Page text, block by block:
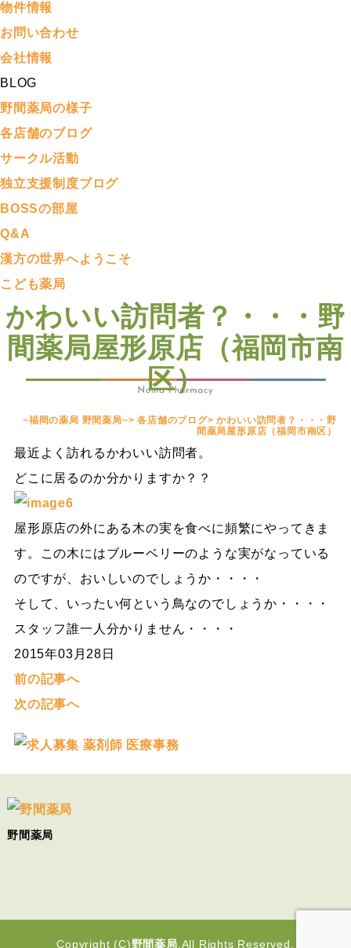
物件情報
お問い合わせ
会社情報
BLOG
野間薬局の様子
各店舗のブログ
サークル活動
独立支援制度ブログ
BOSSの部屋
Q&A
漢方の世界へようこそ
こども薬局
かわいい訪問者？・・・野
間薬局屋形原店（福岡市南
区）
~福岡の薬局 野間薬局~>各店舗のブログ>かわいい訪問者？・・・野
間薬局屋形原店（福岡市南区）
最近よく訪れるかわいい訪問者。
どこに居るのか分かりますか？？
屋形原店の外にある木の実を食べに頻繁にやってきま
す。この木にはブルーベリーのような実がなっている
のですが、おいしいのでしょうか・・・・
そして、いったい何という鳥なのでしょうか・・・・
スタッフ誰一人分かりません・・・・
2015年03月28日
前の記事へ
次の記事へ
野間薬局
Copyright (C)野間薬局 .All Rights Reserved.